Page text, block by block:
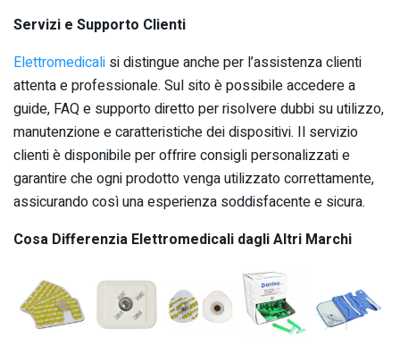
Servizi e Supporto Clienti
Elettromedicali si distingue anche per l’assistenza clienti
attenta e professionale. Sul sito è possibile accedere a
guide, FAQ e supporto diretto per risolvere dubbi su utilizzo,
manutenzione e caratteristiche dei dispositivi. Il servizio
clienti è disponibile per offrire consigli personalizzati e
garantire che ogni prodotto venga utilizzato correttamente,
assicurando così una esperienza soddisfacente e sicura.
Cosa Differenzia Elettromedicali dagli Altri Marchi